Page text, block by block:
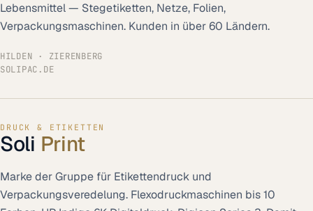
Lebensmittel — Stegetiketten, Netze, Folien,
Verpackungsmaschinen. Kunden in über 60 Ländern.
HILDEN · ZIERENBERG
SOLIPAC.DE
DRUCK & ETIKETTEN
Soli Print
Marke der Gruppe für Etikettendruck und
Verpackungsveredelung. Flexodruckmaschinen bis 10